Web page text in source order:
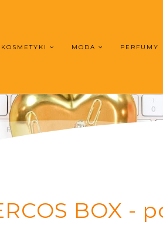
KOSMETYKI MODA PERFUMY
BOX -